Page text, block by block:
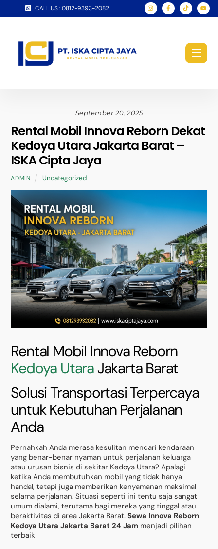
CALL US : 0812-9393-2082
September 20, 2025
Rental Mobil Innova Reborn Dekat
Kedoya Utara Jakarta Barat –
ISKA Cipta Jaya
ADMIN Uncategorized
Rental Mobil Innova Reborn
Kedoya Utara Jakarta Barat
Solusi Transportasi Terpercaya
untuk Kebutuhan Perjalanan
Anda
Pernahkah Anda merasa kesulitan mencari kendaraan
yang benar-benar nyaman untuk perjalanan keluarga
atau urusan bisnis di sekitar Kedoya Utara? Apalagi
ketika Anda membutuhkan mobil yang tidak hanya
handal, tetapi juga memberikan kenyamanan maksimal
selama perjalanan. Situasi seperti ini tentu saja sangat
umum dialami, terutama bagi mereka yang tinggal atau
beraktivitas di area Jakarta Barat.Sewa Innova Reborn
Kedoya Utara Jakarta Barat 24 Jam menjadi pilihan
terbaik